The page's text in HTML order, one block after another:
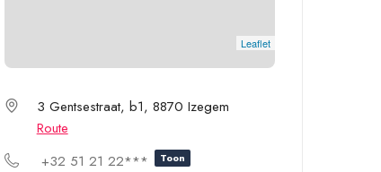
Leaflet
3 Gentsestraat, b1, 8870 Izegem
Route
+32 51 21 22***
Toon